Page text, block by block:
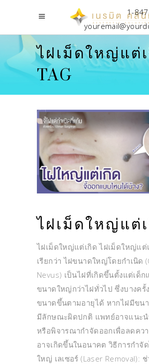
1-
ไฝเม็ดใหญ่แต่
TAG
ไฝเม็ดใหญ่แต่
ไฝเม็ดใหญ่แต่เกิด ไฝเม็ดใหญ่แต่
เรียกว่า ไฝขนาดใหญ่โดยกำเนิด
Nevus) เป็นไฝที่เกิดขึ้นตั้งแต่เด็ก
ขนาดใหญ่กว่าไฝทั่วไป ซึ่งบางครั้
ขนาดขึ้นตามอายุได้ หากไฝมีขน
มีลักษณะผิดปกติ แพทย์อาจแนะน
หรือพิจารณากำจัดออกเพื่อลดคว
อาจเกิดขึ้นในอนาคต วิธีการกำจั
ใหญ่ เลเซอร์ (Laser Removal):